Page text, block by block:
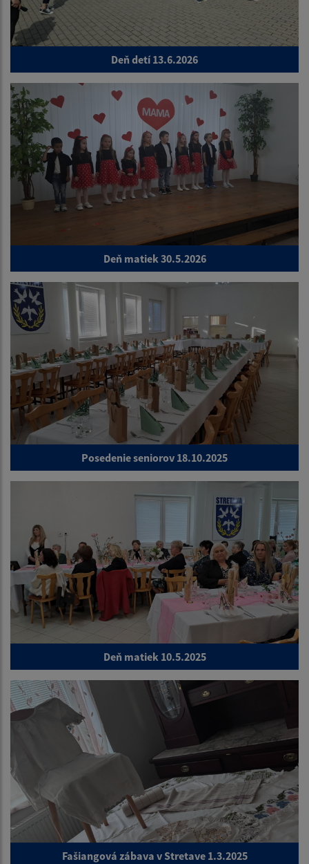
Deň detí 13.6.2026
Deň matiek 30.5.2026
Posedenie seniorov 18.10.2025
Deň matiek 10.5.2025
Fašiangová zábava v Stretave 1.3.2025